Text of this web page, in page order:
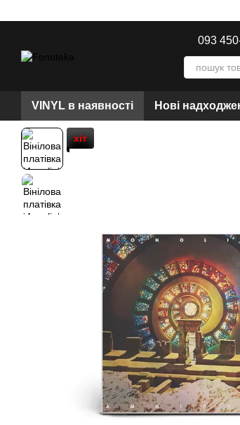
093
VINYL в наявності Нові
хіт